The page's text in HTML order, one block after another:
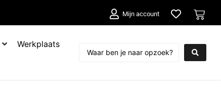
Mijn account
Werkplaats